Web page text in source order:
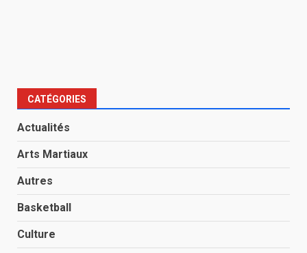
CATÉGORIES
Actualités
Arts Martiaux
Autres
Basketball
Culture